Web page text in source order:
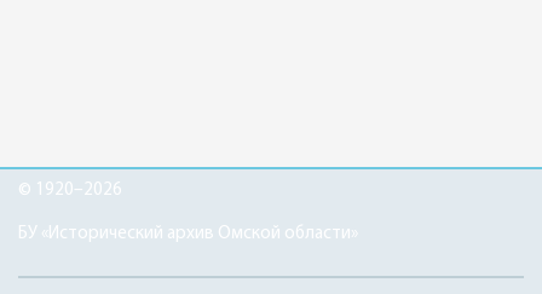
© 1920–2026
БУ «Исторический архив Омской области»